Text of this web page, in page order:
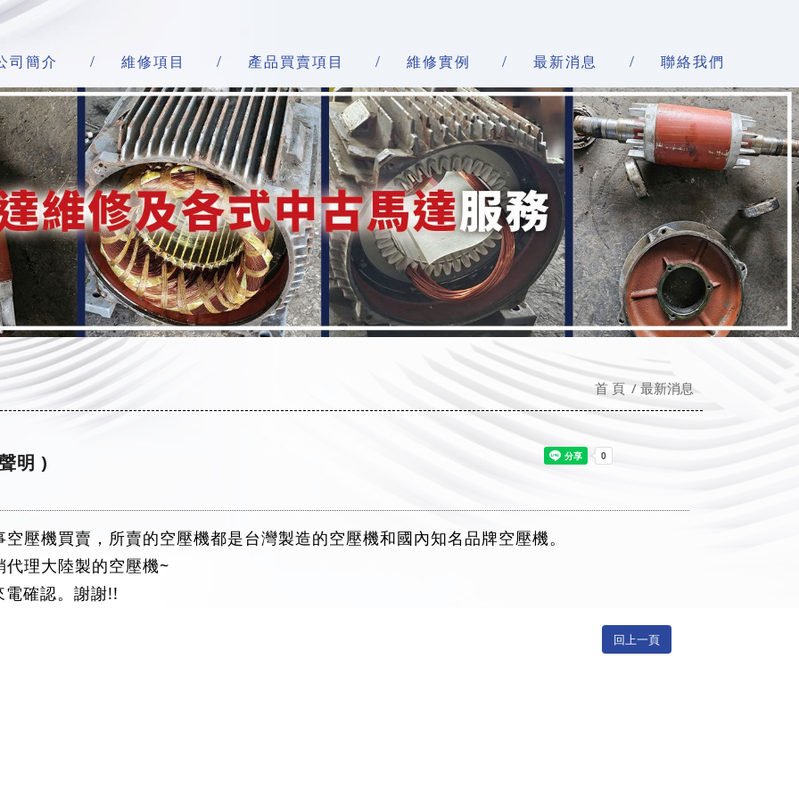
司簡介 維修項目 產品買賣項目 維修實例 最新消息 聯絡我們
首 頁 最新消息
明 )
壓機買賣，所賣的空壓機都是台灣製造的空壓機和國內知名品牌空壓機。
理大陸製的空壓機~
確認。謝謝!!
回上一頁